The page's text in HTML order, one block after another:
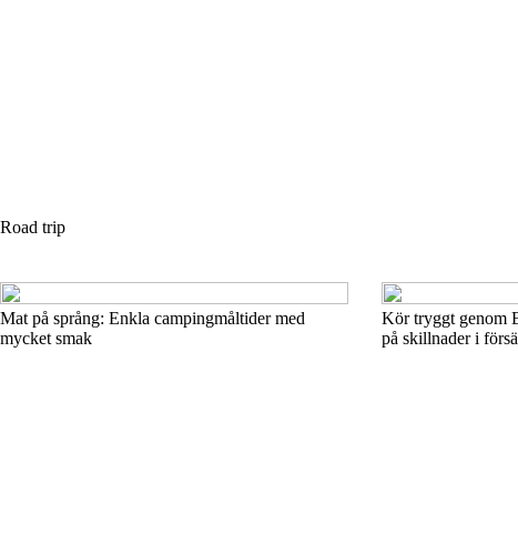
Road trip
Mat på språng: Enkla campingmåltider med
mycket smak
Kör tryggt genom
på skillnader i